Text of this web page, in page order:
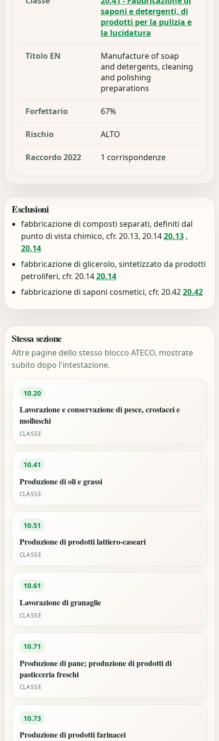
saponi e detergenti, di
prodotti per la pulizia e
la lucidatura
Titolo EN
Manufacture of soap
and detergents, cleaning
and polishing
preparations
Forfettario 67%
Rischio ALTO
Raccordo 2022 1 corrispondenze
Esclusioni
fabbricazione di composti separati, definiti dal
punto di vista chimico, cfr. 20.13, 20.1420.13,
20.14
fabbricazione di glicerolo, sintetizzato da prodotti
petroliferi, cfr. 20.1420.14
fabbricazione di saponi cosmetici, cfr. 20.4220.42
Stessa sezione
Altre pagine dello stesso blocco ATECO, mostrate
subito dopo l'intestazione.
10.20
Lavorazione e conservazione di pesce, crostacei e
molluschi
CLASSE
10.41
Produzione di oli e grassi
CLASSE
10.51
Produzione di prodotti lattiero-caseari
CLASSE
10.61
Lavorazione di granaglie
CLASSE
10.71
Produzione di pane; produzione di prodotti di
pasticceria freschi
CLASSE
10.73
Produzione di prodotti farinacei